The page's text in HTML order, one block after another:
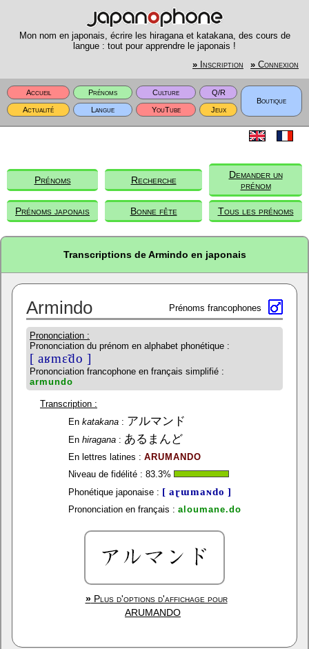
Mon nom en japonais, écrire les hiragana et katakana, des cours de
langue : tout pour apprendre le japonais !
» Inscription » Connexion
Accueil Prénoms Culture
Q/R
Boutique
Actualité
Langue YouTube Jeux
Prénoms Recherche
Demander un
prénom
Prénoms japonais Bonne fête Tous les prénoms
Transcriptions de Armindo en japonais
Armindo Prénoms francophones
Prononciation :
Prononciation du prénom en alphabet phonétique :
[ aʁmɛ̃do ]
Prononciation francophone en français simplifié :
armundo
Transcription :
En katakana: アルマンド
En hiragana: あるまんど
En lettres latines : ARUMANDO
Niveau de fidélité : 83.3%
Phonétique japonaise : [ aɽɯmaɴdo ]
Prononciation en français : aloumane.do
»Plus d'options d'affichage pour
ARUMANDO